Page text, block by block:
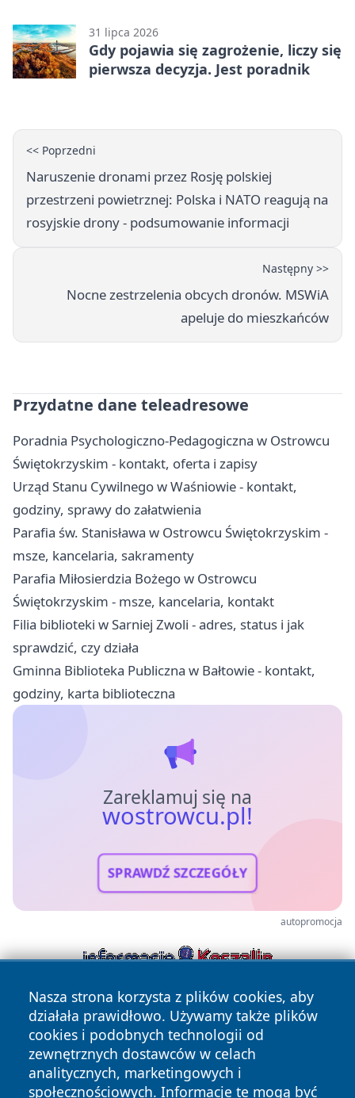
31 lipca 2026
Gdy pojawia się zagrożenie, liczy się
pierwsza decyzja. Jest poradnik
<< Poprzedni
Naruszenie dronami przez Rosję polskiej
przestrzeni powietrznej: Polska i NATO reagują na
rosyjskie drony - podsumowanie informacji
Następny >>
Nocne zestrzelenia obcych dronów. MSWiA
apeluje do mieszkańców
Przydatne dane teleadresowe
Poradnia Psychologiczno-Pedagogiczna w Ostrowcu
Świętokrzyskim - kontakt, oferta i zapisy
Urząd Stanu Cywilnego w Waśniowie - kontakt,
godziny, sprawy do załatwienia
Parafia św. Stanisława w Ostrowcu Świętokrzyskim -
msze, kancelaria, sakramenty
Parafia Miłosierdzia Bożego w Ostrowcu
Świętokrzyskim - msze, kancelaria, kontakt
Filia biblioteki w Sarniej Zwoli - adres, status i jak
sprawdzić, czy działa
Gminna Biblioteka Publiczna w Bałtowie - kontakt,
godziny, karta biblioteczna
Zareklamuj się na
wostrowcu.pl!
SPRAWDŹ SZCZEGÓŁY
autopromocja
Nasza strona korzysta z plików cookies, aby
działała prawidłowo. Używamy także plików
cookies i podobnych technologii od
zewnętrznych dostawców w celach
analitycznych, marketingowych i
społecznościowych. Informacje te mogą być